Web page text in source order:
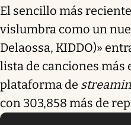
El sencillo más
vislumbra como un
Delaossa, KIDDO)»
lista de canciones más
plataforma de
con 303,858 más de